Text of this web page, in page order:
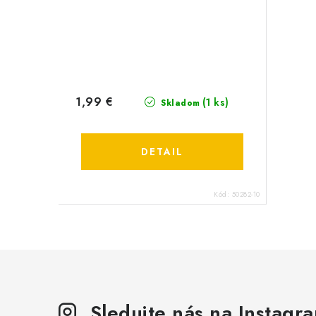
Skladom (1 ks)
1,99 €
DETAIL
Kód: 50282-10